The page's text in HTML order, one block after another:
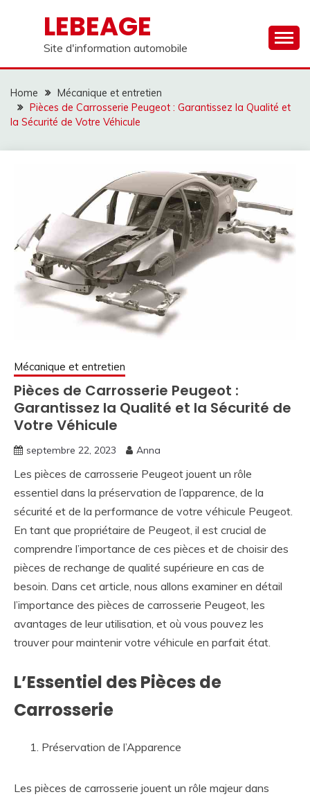
LEBEAGE
Site d'information automobile
Home
Mécanique et entretien
Pièces de Carrosserie Peugeot : Garantissez la Qualité et
la Sécurité de Votre Véhicule
Mécanique et entretien
Pièces de Carrosserie Peugeot :
Garantissez la Qualité et la Sécurité de
Votre Véhicule
septembre 22, 2023 Anna
Les pièces de carrosserie Peugeot jouent un rôle
essentiel dans la préservation de l’apparence, de la
sécurité et de la performance de votre véhicule Peugeot.
En tant que propriétaire de Peugeot, il est crucial de
comprendre l’importance de ces pièces et de choisir des
pièces de rechange de qualité supérieure en cas de
besoin. Dans cet article, nous allons examiner en détail
l’importance des pièces de carrosserie Peugeot, les
avantages de leur utilisation, et où vous pouvez les
trouver pour maintenir votre véhicule en parfait état.
L’Essentiel des Pièces de
Carrosserie
Préservation de l’Apparence
Les pièces de carrosserie jouent un rôle majeur dans